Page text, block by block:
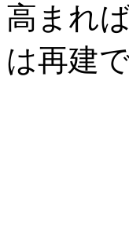
高まれ
は再建